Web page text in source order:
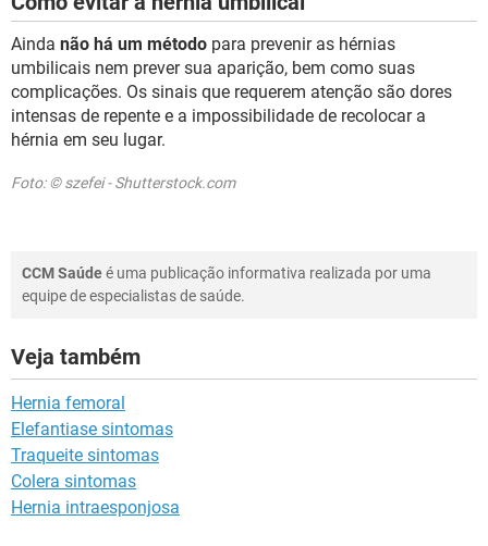
Ainda não há um método para prevenir as hérnias
umbilicais nem prever sua aparição, bem como suas
complicações. Os sinais que requerem atenção são dores
intensas de repente e a impossibilidade de recolocar a
hérnia em seu lugar.
Foto: © szefei - Shutterstock.com
CCM Saúdeé uma publicação informativa realizada por uma
equipe de especialistas de saúde.
Veja também
Hernia femoral
Elefantiase sintomas
Traqueite sintomas
Colera sintomas
Hernia intraesponjosa